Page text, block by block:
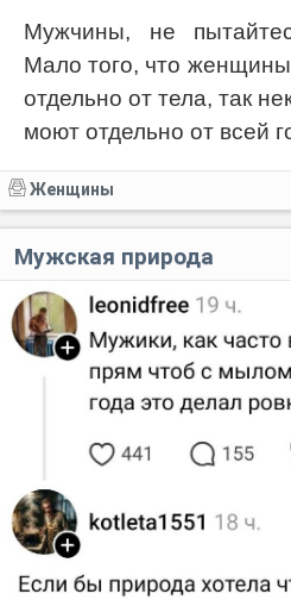
Мужчины, не
Мало того, что
отдельно от тела, так
моют отдельно от всей
Женщины
Мужская природа